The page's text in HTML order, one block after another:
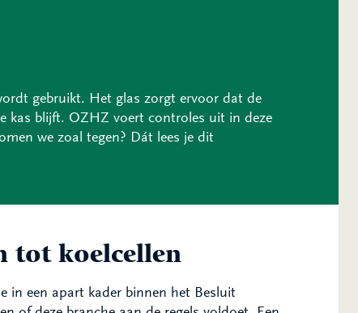
gebruikt. Het glas zorgt ervoor dat de
kas blijft. OZHZ voert controles uit in deze
we zoal tegen? Dát lees je dit
tot koelcellen
in een apart kader binnen het Besluit